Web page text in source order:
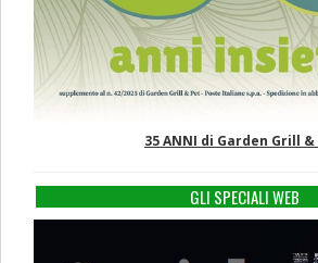
35 ANNI di Garden Grill &
GLI SPECIALI WEB